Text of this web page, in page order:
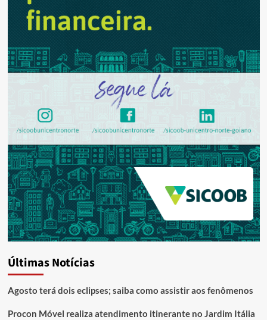
Últimas Notícias
Agosto terá dois eclipses; saiba como assistir aos fenômenos
Procon Móvel realiza atendimento itinerante no Jardim Itália